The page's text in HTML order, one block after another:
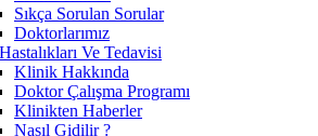
Sıkça Sorulan Sorular
Doktorlarımız
Ve Tedavisi
Klinik Hakkında
Doktor Çalışma Programı
Klinikten Haberler
Nasıl Gidilir ?